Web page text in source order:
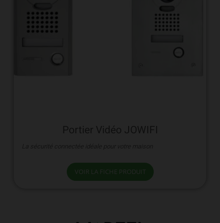
Portier Vidéo JOWIFI
VOIR LA FICHE PRODUIT